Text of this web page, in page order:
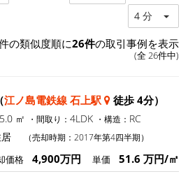
4 分
の類似度順に26件の取引事例を表示
(全 26件中)
（江ノ島電鉄線 石上駅 徒歩 4分）
㎡ ・間取り： 4LDK ・構造： RC
居 （売却時期：2017年第4四半期）
価格 4,900万円 単価 51.6 万円/㎡